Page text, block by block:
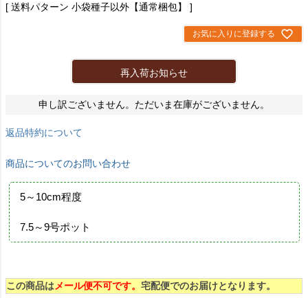
送料パターン 小袋種子以外【通常梱包】
お気に入りに登録する
再入荷お知らせ
申し訳ございません。ただいま在庫がございません。
返品特約について
商品についてのお問い合わせ
5～10cm程度
7.5～9号ポット
この商品はメール便不可です。 宅配便でのお届けとなります。